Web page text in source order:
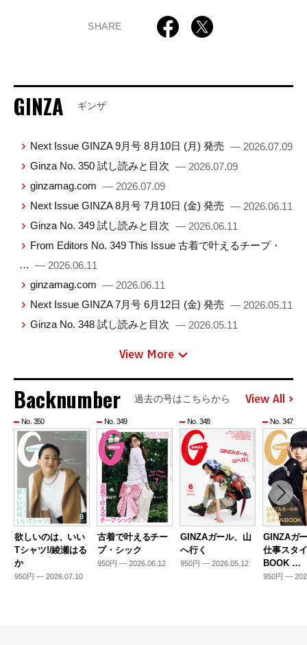
SHARE
GINZA ギンザ
Next Issue GINZA 9月号 8月10日 (月) 発売 — 2026.07.09
Ginza No. 350 試し読みと目次 — 2026.07.09
ginzamag.com — 2026.07.09
Next Issue GINZA 8月号 7月10日 (金) 発売 — 2026.06.11
Ginza No. 349 試し読みと目次 — 2026.06.11
From Editors No. 349 This Issue 古着で叶えるチープ・
… — 2026.06.11
ginzamag.com — 2026.06.11
Next Issue GINZA 7月号 6月12日 (金) 発売 — 2026.05.11
Ginza No. 348 試し読みと目次 — 2026.05.11
View More
Backnumber 過去の号はこちらから View All
No. 350
欲しいのは、いい
Tシャツ!/綾瀬はる
か
950円 — 2026.07.10
No. 349
古着で叶えるチー
プ・シック
950円 — 2026.06.12
No. 348
GINZAガール、山
へ行く
950円 — 2026.05.12
No. 347
GINZAガ
仕事スタ
BOOK …
950円 —